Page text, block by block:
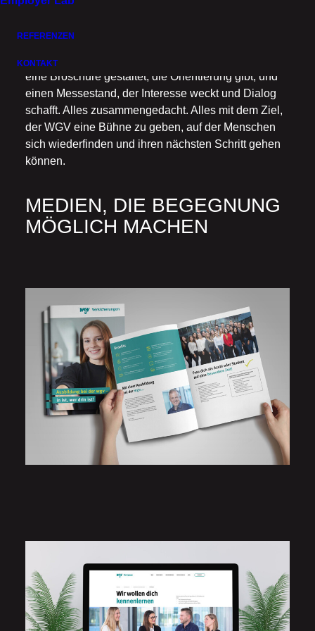
REFERENZEN
KONTAKT
MEDIEN, DIE BEGEGNUNG
MÖGLICH MACHEN
Für Ausbildung und Studium hat think why zudem
eine Broschüre gestaltet, die Orientierung gibt, und
einen Messestand, der Interesse weckt und Dialog
schafft. Alles zusammengedacht. Alles mit dem Ziel,
der WGV eine Bühne zu geben, auf der Menschen
sich wiederfinden und ihren nächsten Schritt gehen
können.